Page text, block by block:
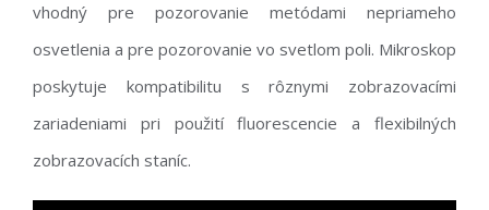
vhodný pre pozorovanie metódami nepriameho
osvetlenia a pre pozorovanie vo svetlom poli. Mikroskop
poskytuje kompatibilitu s rôznymi zobrazovacími
zariadeniami pri použití fluorescencie a flexibilných
zobrazovacích staníc.